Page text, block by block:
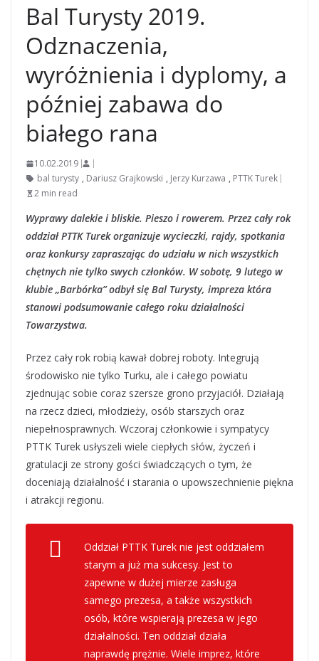
Bal Turysty 2019.
Odznaczenia,
wyróżnienia i dyplomy, a
później zabawa do
białego rana
10.02.2019
bal turysty , Dariusz Grajkowski , Jerzy Kurzawa , PTTK Turek
2 min read
Wyprawy dalekie i bliskie. Pieszo i rowerem. Przez cały rok
oddział PTTK Turek organizuje wycieczki, rajdy, spotkania
oraz konkursy zapraszając do udziału w nich wszystkich
chętnych nie tylko swych członków. W sobotę, 9 lutego w
klubie „Barbórka” odbył się Bal Turysty, impreza która
stanowi podsumowanie całego roku działalności
Towarzystwa.
Przez cały rok robią kawał dobrej roboty. Integrują
środowisko nie tylko Turku, ale i całego powiatu
zjednując sobie coraz szersze grono przyjaciół. Działają
na rzecz dzieci, młodzieży, osób starszych oraz
niepełnosprawnych. Wczoraj członkowie i sympatycy
PTTK Turek usłyszeli wiele ciepłych słów, życzeń i
gratulacji ze strony gości świadczących o tym, że
doceniają działalność i starania o upowszechnienie piękna
i atrakcji regionu.
Oddział PTTK Turek nie jest oddziałem
starym a już ma sukcesy. Jest to
zapewne w dużej mierze zasługa
samego prezesa, a także wszystkich
osób, które wspierają prezesa w jego
działalności. Ten oddział działa
naprawdę prężnie. Wiele imprez, które